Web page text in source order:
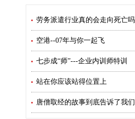
劳务派遣行业真的会走向死亡吗
空港--07年与你一起飞
七步成“师”---企业内训师特训
站在你应该站得位置上
唐僧取经的故事到底告诉了我